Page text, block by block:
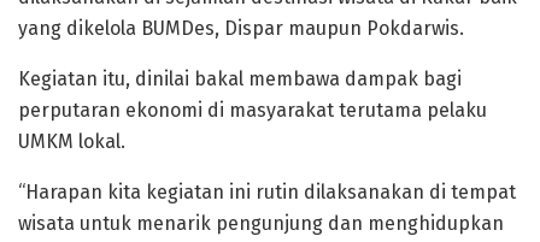
yang dikelola BUMDes, Dispar maupun Pokdarwis.
Kegiatan itu, dinilai bakal membawa dampak bagi
perputaran ekonomi di masyarakat terutama pelaku
UMKM lokal.
“Harapan kita kegiatan ini rutin dilaksanakan di tempat
wisata untuk menarik pengunjung dan menghidupkan